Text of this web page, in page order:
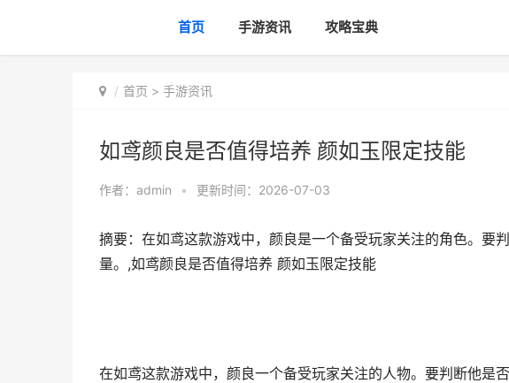
首页 手游资讯 攻略宝典
首页 > 手游资讯
如鸢颜良是否值得培养 颜如玉限定技能
作者： admin • 更新时间：2026-07-03
摘要：在如鸢这款游戏中，颜良是一个备受玩家关注的角色。要
量。,如鸢颜良是否值得培养 颜如玉限定技能
在如鸢这款游戏中，颜良一个备受玩家关注的人物。要判断他是